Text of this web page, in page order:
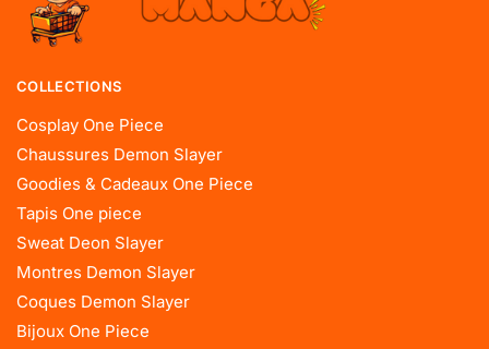
COLLECTIONS
Cosplay One Piece
Chaussures Demon Slayer
Goodies & Cadeaux One Piece
Tapis One piece
Sweat Deon Slayer
Montres Demon Slayer
Coques Demon Slayer
Bijoux One Piece